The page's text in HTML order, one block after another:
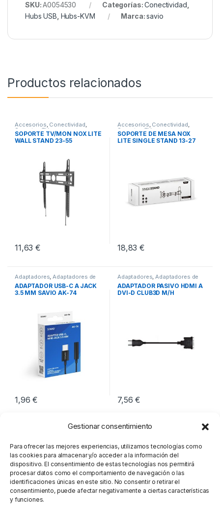
Gestionar consentimiento
Para ofrecer las mejores experiencias, utilizamos tecnologías como
las cookies para almacenar y/o acceder a la información del
dispositivo. El consentimiento de estas tecnologías nos permitirá
procesar datos como el comportamiento de navegación o las
identificaciones únicas en este sitio. No consentir o retirar el
consentimiento, puede afectar negativamente a ciertas características
y funciones.
SKU:A0054530 Categorías:Conectividad
Hubs USB Hubs-KVM Marca:savio
Productos relacionados
Accesorios, Conectividad,
Soportes TV
SOPORTE TV/MON NOX LITE
WALL STAND 23-55
11,63€
Accesorios, Conectividad,
Soportes TV
SOPORTE DE MESA NOX
LITE SINGLE STAND 13-27
18,83€
Adaptadores,Adaptadores de
Audio,Conectividad
ADAPTADOR USB-C A JACK
3.5 MM SAVIO AK-74
1,96€
Adaptadores,Adaptadores de
Video,Conectividad
ADAPTADOR PASIVO HDMI A
DVI-D CLUB3D M/H
7,56€